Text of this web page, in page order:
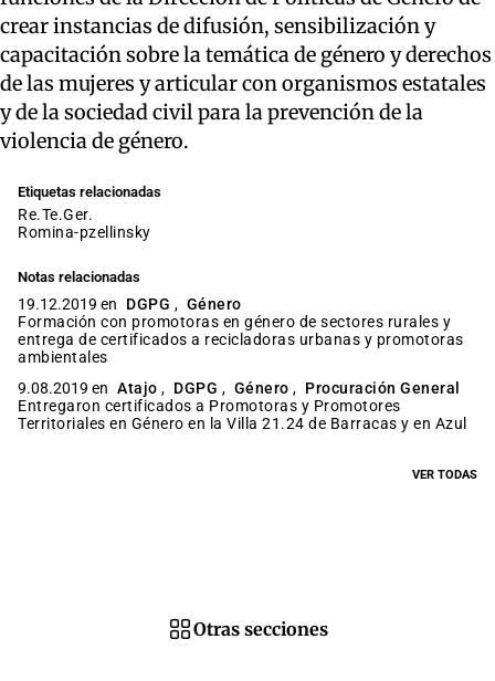
crear instancias de difusión, sensibilización y
capacitación sobre la temática de género y derechos
de las mujeres y articular con organismos estatales
y de la sociedad civil para la prevención de la
violencia de género.
Etiquetas relacionadas
Re.Te.Ger.
romina-pzellinsky
Notas relacionadas
19.12.2019 en DGPG , Género
Formación con promotoras en género de sectores rurales y
entrega de certificados a recicladoras urbanas y promotoras
ambientales
9.08.2019 en Atajo , DGPG , Género , Procuración General
Entregaron certificados a Promotoras y Promotores
Territoriales en Género en la Villa 21.24 de Barracas y en Azul
VER TODAS
Otras secciones